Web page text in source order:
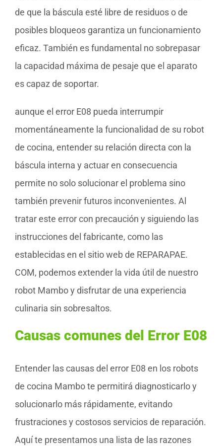
de que la báscula esté libre de residuos o de
posibles bloqueos garantiza un funcionamiento
eficaz. También es fundamental no sobrepasar
la capacidad máxima de pesaje que el aparato
es capaz de soportar.
aunque el error E08 pueda interrumpir
momentáneamente la funcionalidad de su robot
de cocina, entender su relación directa con la
báscula interna y actuar en consecuencia
permite no solo solucionar el problema sino
también prevenir futuros inconvenientes. Al
tratar este error con precaución y siguiendo las
instrucciones del fabricante, como las
establecidas en el sitio web de REPARAPAE.
COM, podemos extender la vida útil de nuestro
robot Mambo y disfrutar de una experiencia
culinaria sin sobresaltos.
Causas comunes del Error E08
Entender las causas del error E08 en los robots
de cocina Mambo te permitirá diagnosticarlo y
solucionarlo más rápidamente, evitando
frustraciones y costosos servicios de reparación.
Aquí te presentamos una lista de las razones